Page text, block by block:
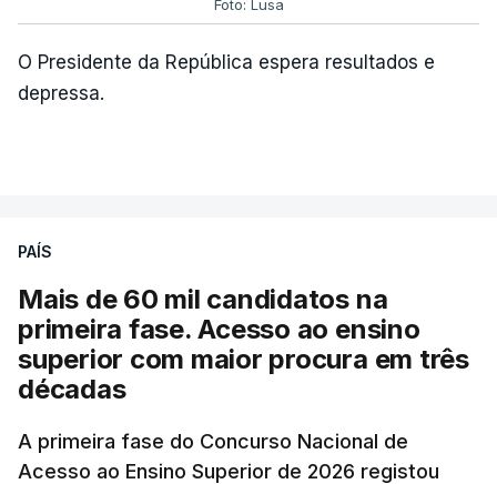
Foto: Lusa
O Presidente da República espera resultados e
depressa.
PAÍS
Mais de 60 mil candidatos na
primeira fase. Acesso ao ensino
superior com maior procura em três
décadas
A primeira fase do Concurso Nacional de
Acesso ao Ensino Superior de 2026 registou